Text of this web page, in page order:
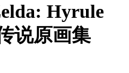
Hyrule
说原画集